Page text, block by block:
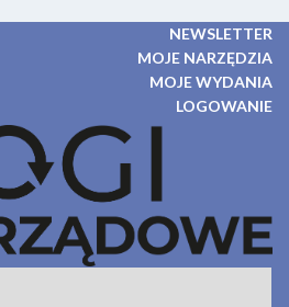
NEWSLETTER
MOJE NARZĘDZIA
MOJE WYDANIA
LOGOWANIE